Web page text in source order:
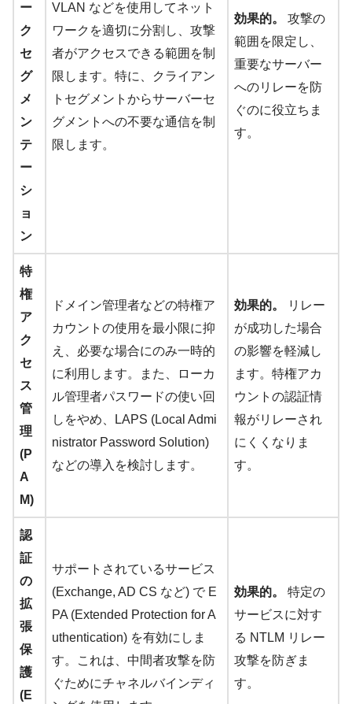
ー
ク
セ
グ
メ
ン
テ
ー
シ
ョ
ン
VLAN などを使用してネット
ワークを適切に分割し、攻撃
者がアクセスできる範囲を制
限します。特に、クライアン
トセグメントからサーバーセ
グメントへの不要な通信を制
限します。
効果的。
攻撃の
範囲を限定し、
重要なサーバー
へのリレーを防
ぐのに役立ちま
す。
特
権
ア
ク
セ
ス
管
理
(P
A
M)
ドメイン管理者などの特権ア
カウントの使用を最小限に抑
え、必要な場合にのみ一時的
に利用します。また、ローカ
ル管理者パスワードの使い回
しをやめ、LAPS (Local Admi
nistrator Password Solution)
などの導入を検討します。
効果的。
リレー
が成功した場合
の影響を軽減し
ます。特権アカ
ウントの認証情
報がリレーされ
にくくなりま
す。
認
証
の
拡
張
保
護
(E
サポートされているサービス
(Exchange, AD CS など) で E
PA (Extended Protection for A
uthentication) を有効にしま
す。これは、中間者攻撃を防
ぐためにチャネルバインディ
効果的。
特定の
サービスに対す
る NTLM リレー
攻撃を防ぎま
す。